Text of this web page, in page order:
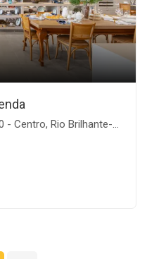
Centro, Rio Brilhante-MS